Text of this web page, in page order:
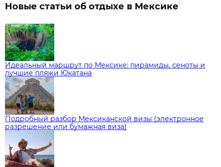
Новые статьи об отдыхе в Мексике
Идеальный маршрут по Мексике: пирамиды, сеноты и
лучшие пляжи Юкатана
Подробный разбор Мексиканской визы (электронное
разрешение или бумажная виза)